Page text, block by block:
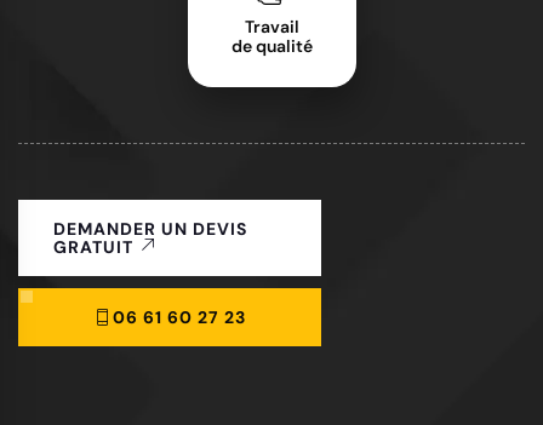
Travail
de qualité
DEMANDER UN DEVIS
GRATUIT
06 61 60 27 23